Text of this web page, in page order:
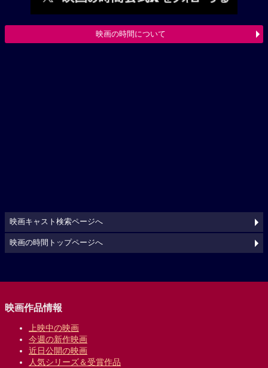
映画の時間について
映画キャスト検索ページへ
映画の時間トップページへ
映画作品情報
上映中の映画
今週の新作映画
近日公開の映画
人気シリーズ＆受賞作品